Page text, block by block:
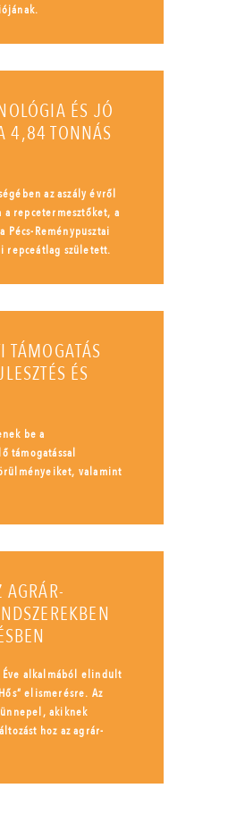
ÉS JÓ
4,84 TONNÁS
az aszály évről
repcetermesztőket, a
Pécs-Reménypusztai
repceátlag született.
TÁMOGATÁS
ÉS
be a
támogatással
valamint
Éve alkalmából elindult
elismerésre. Az
akiknek
hoz az agrár-